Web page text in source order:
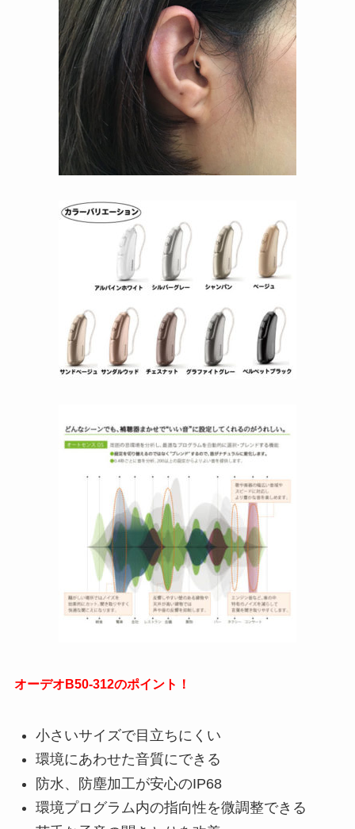
オーデオB50-312のポイント！
小さいサイズで目立ちにくい
環境にあわせた音質にできる
防水、防塵加工が安心のIP68
環境プログラム内の指向性を微調整できる